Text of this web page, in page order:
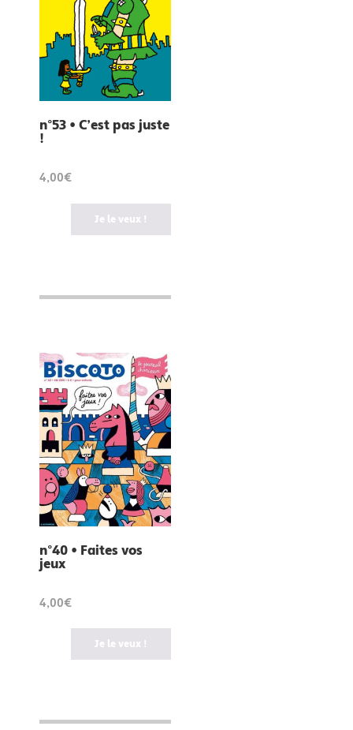
n°53 • C’est pas juste
!
4,00€
Je le veux !
n°40 • Faites vos
jeux
4,00€
Je le veux !